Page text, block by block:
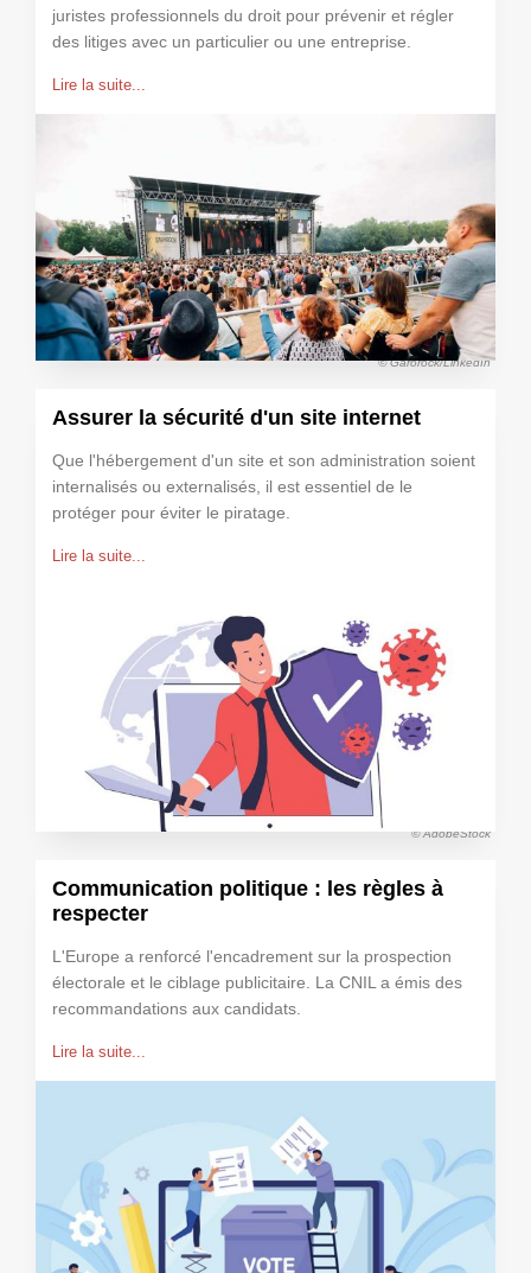
juristes professionnels du droit pour prévenir et régler
des litiges avec un particulier ou une entreprise.
Lire la suite...
© Garorock/LinkedIn
Assurer la sécurité d'un site internet
Que l'hébergement d'un site et son administration soient
internalisés ou externalisés, il est essentiel de le
protéger pour éviter le piratage.
Lire la suite...
© AdobeStock
Communication politique : les règles à
respecter
L'Europe a renforcé l'encadrement sur la prospection
électorale et le ciblage publicitaire. La CNIL a émis des
recommandations aux candidats.
Lire la suite...